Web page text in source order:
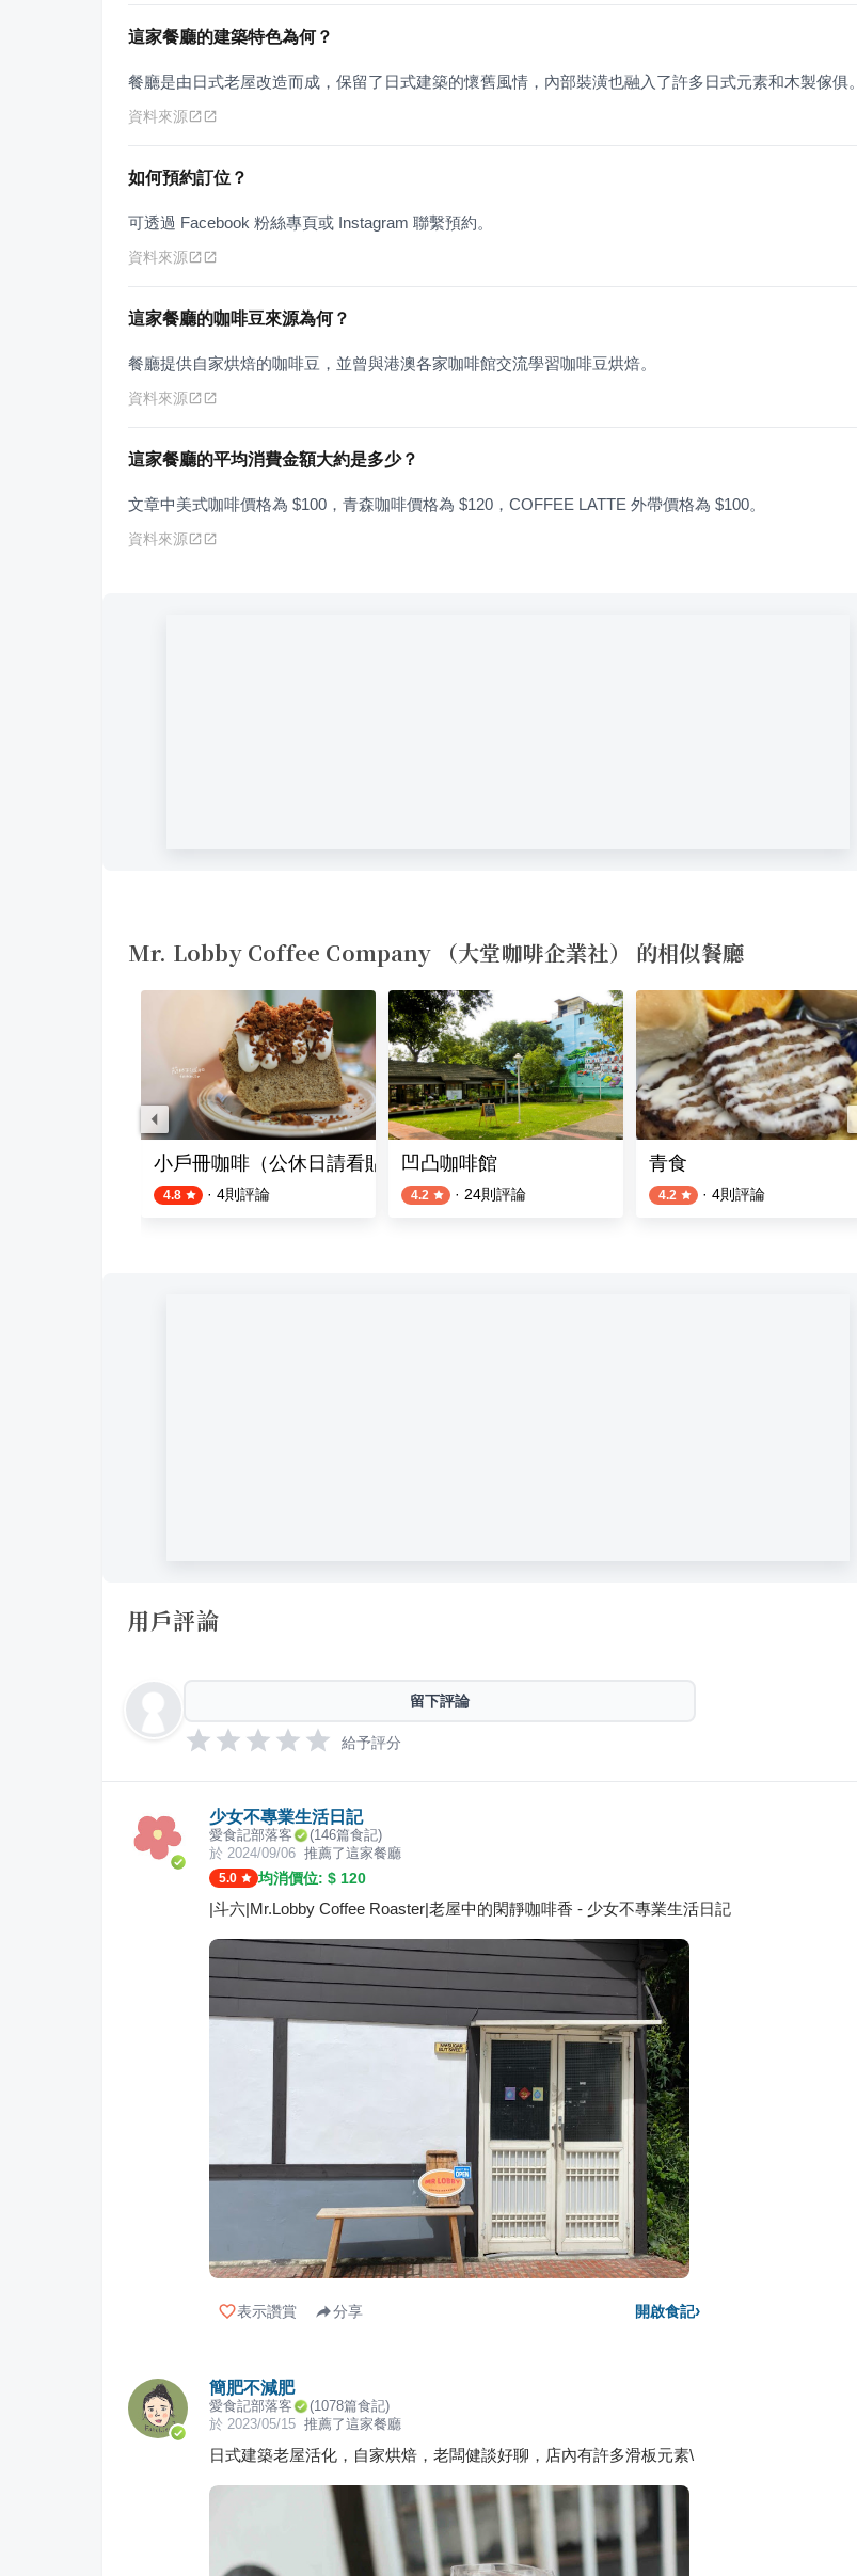
這家餐廳的建築特色為何？
餐廳是由日式老屋改造而成，保留了日式建築的懷舊風情，內部裝潢也融入了許多日式元素和木製傢俱。
資料來源
如何預約訂位？
可透過 Facebook 粉絲專頁或 Instagram 聯繫預約。
資料來源
這家餐廳的咖啡豆來源為何？
餐廳提供自家烘焙的咖啡豆，並曾與港澳各家咖啡館交流學習咖啡豆烘焙。
資料來源
這家餐廳的平均消費金額大約是多少？
文章中美式咖啡價格為 $100，青森咖啡價格為 $120，COFFEE LATTE 外帶價格為 $100。
資料來源
Mr. Lobby Coffee Company （大堂咖啡企業社） 的相似餐廳
小戶冊咖啡（公休日請看貼文哦）
4.8 · 4則評論
凹凸咖啡館
4.2 · 24則評論
青食
4.2 · 4則評論
用戶評論
留下評論
給予評分
少女不專業生活日記
愛食記部落客 (146篇食記)
於 2024/09/06 推薦了這家餐廳
5.0 均消價位: $ 120
|斗六|Mr.Lobby Coffee Roaster|老屋中的閑靜咖啡香 - 少女不專業生活日記
表示讚賞 分享 開啟食記›
簡肥不減肥
愛食記部落客 (1078篇食記)
於 2023/05/15 推薦了這家餐廳
日式建築老屋活化，自家烘焙，老闆健談好聊，店內有許多滑板元素\